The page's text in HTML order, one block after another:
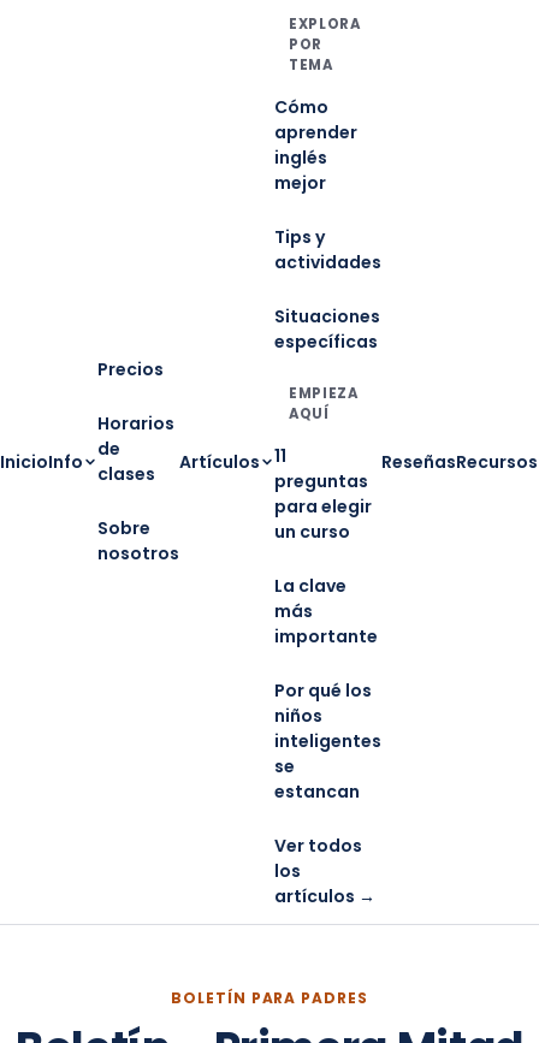
InicioInfo
Precios
Horarios
de
clases
Sobre
nosotros
Artículos
EXPLORA
POR
TEMA
Cómo
aprender
inglés
mejor
Tips y
actividades
Situaciones
específicas
EMPIEZA
AQUÍ
11
preguntas
para elegir
un curso
La clave
más
importante
Por qué los
niños
inteligentes
se
estancan
Ver todos
los
artículos →
ReseñasRecursos
BOLETÍN PARA PADRES